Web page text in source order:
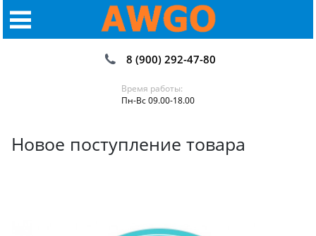
8 (900) 292-47-80
Время работы:
Пн-Вс 09.00-18.00
Новое поступление товара